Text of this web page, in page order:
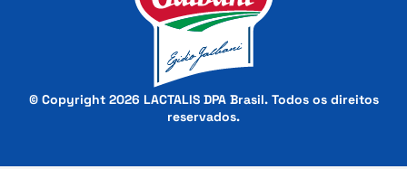
© Copyright 2026 LACTALIS DPA Brasil. Todos os direitos
reservados.